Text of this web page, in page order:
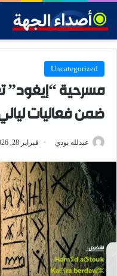
Uncategorized
مسرحية “إيغود”
ضمن فعاليات
عبدلله بودي فبراير 28, 2026